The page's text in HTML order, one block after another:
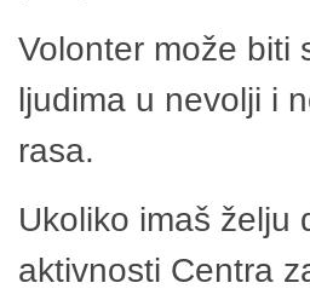
Volonter može biti
ljudima u nevolji i
rasa.
Ukoliko imaš želju
aktivnosti Centra